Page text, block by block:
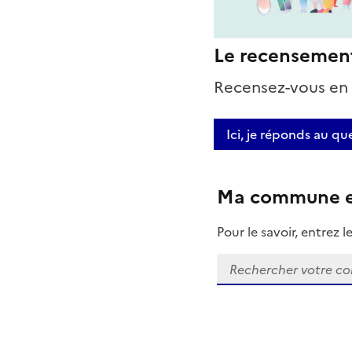
Le
Recensez-vous
Ici, je réponds au
Ma commune
Pour le savoir, entrez
Rechercher